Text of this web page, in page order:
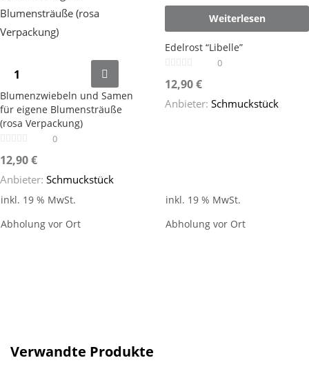
Blumenzwiebeln und Samen
für eigene Blumensträuße
(rosa Verpackung)
0
12,90€
Anbieter: Schmuckstück
inkl. 19 % MwSt.
Abholung vor Ort
Weiterlesen
Edelrost “Libelle”
0
12,90€
Anbieter: Schmuckstück
inkl. 19 % MwSt.
Abholung vor Ort
Verwandte Produkte